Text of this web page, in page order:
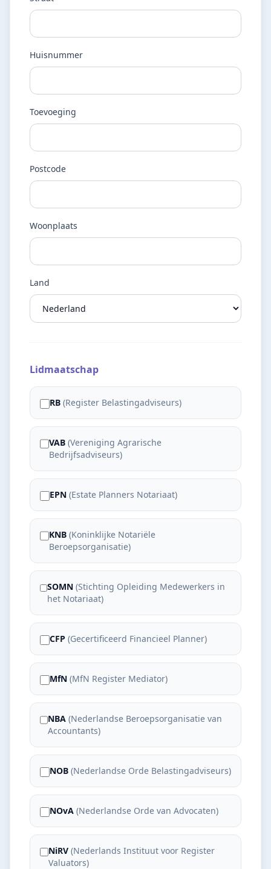
Huisnummer
Toevoeging
Postcode
Woonplaats
Land
Lidmaatschap
RB (Register Belastingadviseurs)
VAB (Vereniging Agrarische
Bedrijfsadviseurs)
EPN (Estate Planners Notariaat)
KNB (Koninklijke Notariële
Beroepsorganisatie)
SOMN (Stichting Opleiding Medewerkers in
het Notariaat)
CFP (Gecertificeerd Financieel Planner)
MfN (MfN Register Mediator)
NBA (Nederlandse Beroepsorganisatie van
Accountants)
NOB (Nederlandse Orde Belastingadviseurs)
NOvA (Nederlandse Orde van Advocaten)
NiRV (Nederlands Instituut voor Register
Valuators)